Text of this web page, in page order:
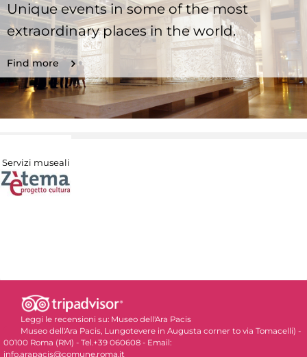
Unique events in some of the most
extraordinary places in the world.
Find more
Servizi museali
Leggi le recensioni su: Museo dell'Ara Pacis
Museo dell'Ara Pacis, Lungotevere in Augusta corner to via Tomacelli) -
00100 Roma (RM) - Tel.+39 060608 - Email:
info.arapacis@comune.roma.it